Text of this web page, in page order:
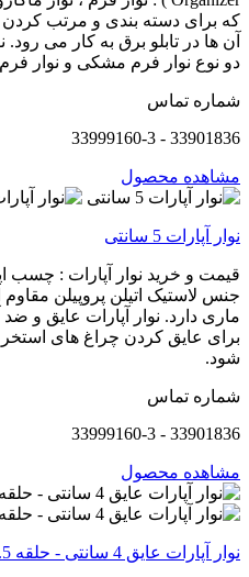
که برای دسته بندی و مرتب
آن ها در تابلو برق به کار می
دو نوع نوار فرم مشکی و نوار
شماره تماس
33901836 - 33999160-3
مشاهده محصول
نوار آپارات 5 سانتی
جنس لاستیک اتیلن پروپیلن
ماری دارد. نوار آپارات عایق و
برای عایق کردن چراغ های
شود.
شماره تماس
33901836 - 33999160-3
مشاهده محصول
نوار آپارات عایق 4 سانتی - حلقه 7.5 متری